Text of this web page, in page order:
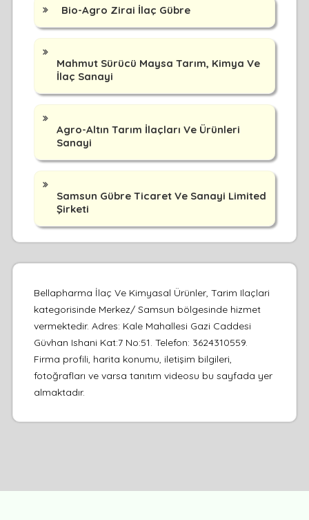
Bio-Agro Zirai İlaç Gübre
Mahmut Sürücü Maysa Tarım, Kimya Ve
İlaç Sanayi
Agro-Altın Tarım İlaçları Ve Ürünleri
Sanayi
Samsun Gübre Ticaret Ve Sanayi Limited
Şirketi
Bellapharma İlaç Ve Kimyasal Ürünler, Tarim Ilaçlari
kategorisinde Merkez/ Samsun bölgesinde hizmet
vermektedir. Adres: Kale Mahallesi Gazi Caddesi
Güvhan Ishani Kat:7 No:51. Telefon: 3624310559.
Firma profili, harita konumu, iletişim bilgileri,
fotoğrafları ve varsa tanıtım videosu bu sayfada yer
almaktadır.